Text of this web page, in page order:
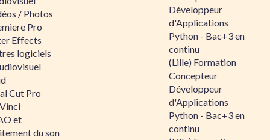
/ Photos
Pro
Effects
logiciels
Cut Pro
et
du son
Développeur
d'Applications
Python - Bac+3 en
continu
(Lille) Formation
Concepteur
Développeur
d'Applications
Python - Bac+3 en
continu